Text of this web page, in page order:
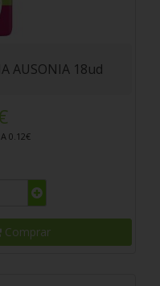
AUSONIA 18ud
0.12€
Comprar